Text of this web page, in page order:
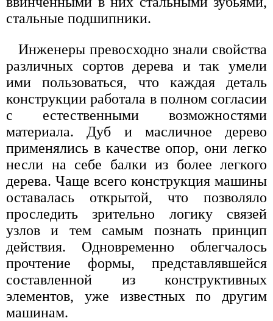
стальные подшипники.
Инженеры превосходно знали свойства
различных сортов дерева и так умели
ими пользоваться, что каждая деталь
конструкции работала в полном согласии
с естественными возможностями
материала. Дуб и масличное дерево
применялись в качестве опор, они легко
несли на себе балки из более легкого
дерева. Чаще всего конструкция машины
оставалась открытой, что позволяло
проследить зрительно логику связей
узлов и тем самым познать принцип
действия. Одновременно облегчалось
прочтение формы, представлявшейся
составленной из конструктивных
элементов, уже известных по другим
машинам.